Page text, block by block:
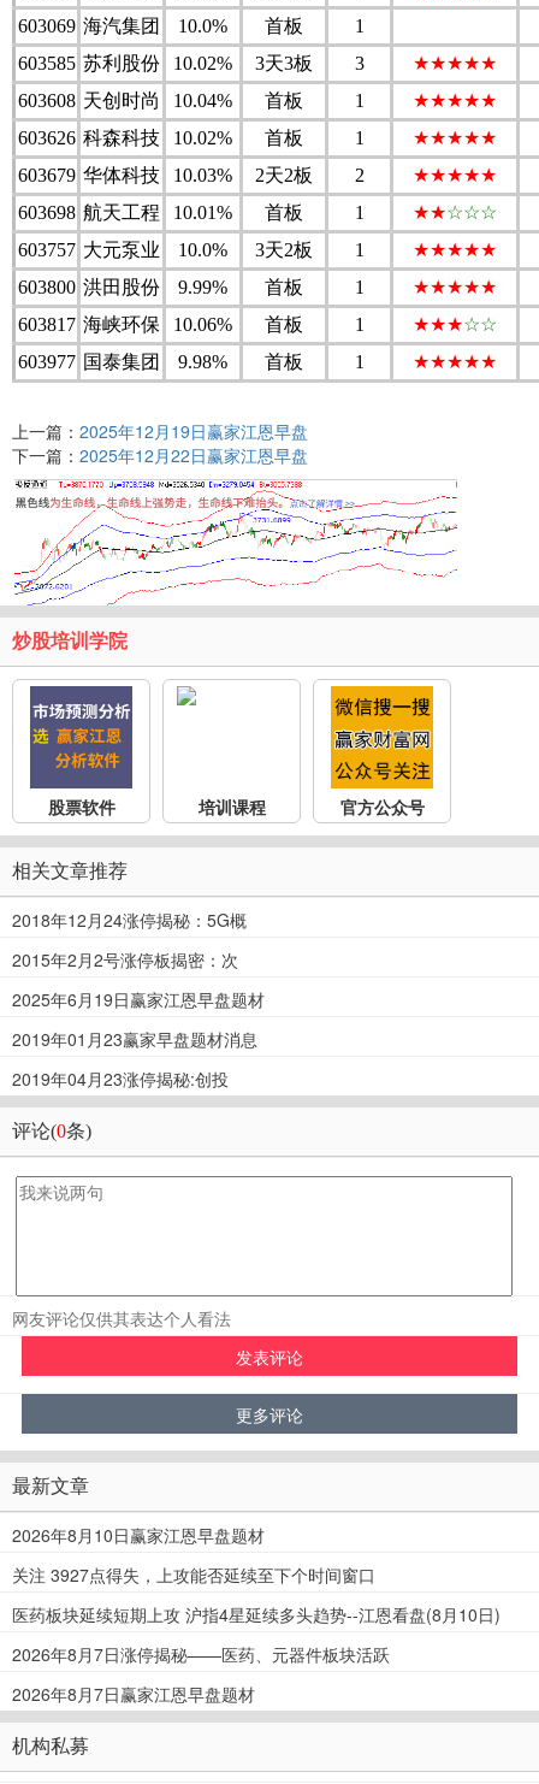
603069 海汽集团 10.0% 首板
1
603585 苏利股份 10.02% 3天3板 3
★★★★★
603608 天创时尚 10.04% 首板 1
★★★★★
603626 科森科技 10.02% 首板 1
★★★★★
603679 华体科技 10.03% 2天2板 2
★★★★★
603698 航天工程 10.01% 首板 1 ★★☆☆☆
603757 大元泵业 10.0% 3天2板 1
★★★★★
603800 洪田股份 9.99% 首板 1
★★★★★
603817 海峡环保 10.06% 首板 1 ★★★☆☆
603977 国泰集团 9.98% 首板 1 ★★★★★
上一篇： 2025年12月19日赢家江恩早盘
下一篇： 2025年12月22日赢家江恩早盘
炒股培训学院
股票软件 培训课程 官方公众号
相关文章推荐
2018年12月24涨停揭秘：5G概
2015年2月2号涨停板揭密：次
2025年6月19日赢家江恩早盘题材
2019年01月23赢家早盘题材消息
2019年04月23涨停揭秘:创投
评论(0条)
网友评论仅供其表达个人看法
最新文章
2026年8月10日赢家江恩早盘题材
关注 3927点得失，上攻能否延续至下个时间窗口
医药板块延续短期上攻 沪指4星延续多头趋势--江恩看盘(8月10日)
2026年8月7日涨停揭秘——医药、元器件板块活跃
2026年8月7日赢家江恩早盘题材
机构私募